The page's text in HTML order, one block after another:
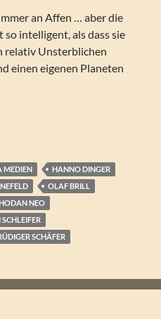
an Affen … aber die
intelligent, als dass sie
relativ Unsterblichen
einen eigenen Planeten
(Folgen 330-339)
MEDIEN
HANNO DINGER
OLAF BRILL
NEO
SCHÄFER